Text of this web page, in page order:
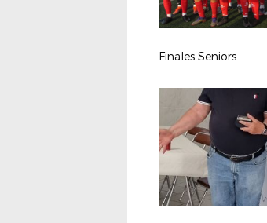
Finales Seniors